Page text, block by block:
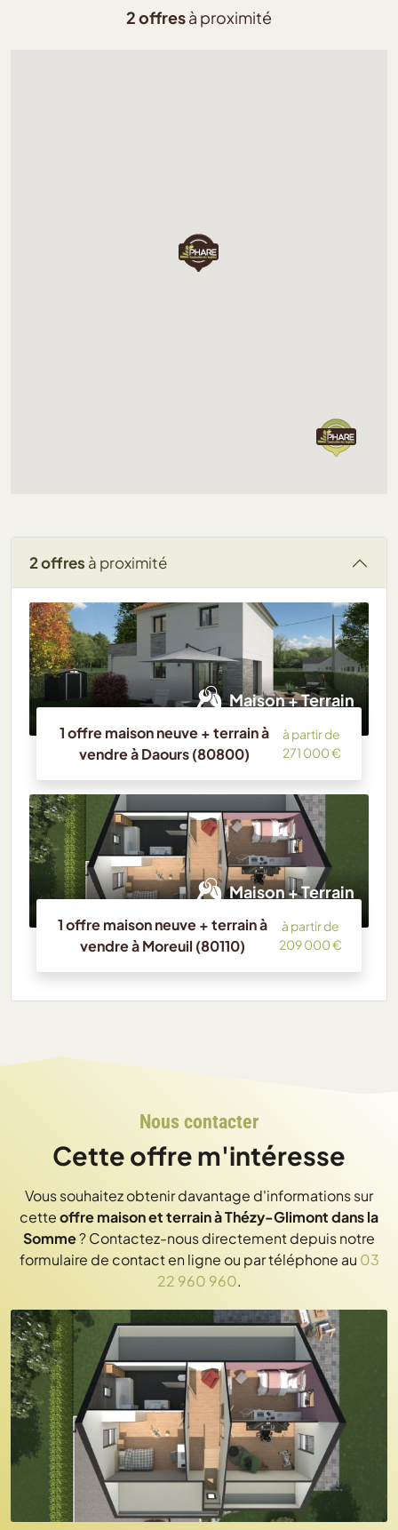
2 offresà proximité
Chargement...
2 offres à proximité
Maison + Terrain
1 offre maison neuve + terrain à
vendre à Daours (80800)
à partir de
271 000 €
Maison + Terrain
1 offre maison neuve + terrain à
vendre à Moreuil (80110)
à partir de
209 000 €
Nous contacter
Cette offre m'intéresse
Vous souhaitez obtenir davantage d'informations sur
cetteoffre maison et terrain à Thézy-Glimont dans la
Somme? Contactez-nous directement depuis notre
formulaire de contact en ligne ou par téléphone au 03
22 960 960.